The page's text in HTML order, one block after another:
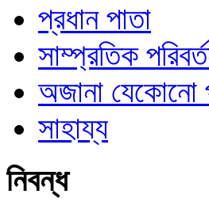
প্রধান পাতা
সাম্প্রতিক
অজানা যেকোনো
সাহায্য
নিবন্ধ